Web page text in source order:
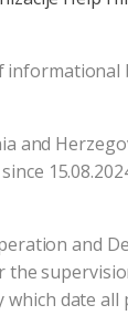
and
and
date